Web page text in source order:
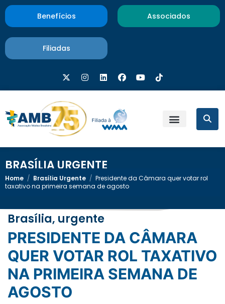
Benefícios Associados
Filiadas
BRASÍLIA URGENTE
Home / Brasília Urgente / Presidente da Câmara quer votar rol
taxativo na primeira semana de agosto
Brasília, urgente
PRESIDENTE DA CÂMARA
QUER VOTAR ROL TAXATIVO
NA PRIMEIRA SEMANA DE
AGOSTO